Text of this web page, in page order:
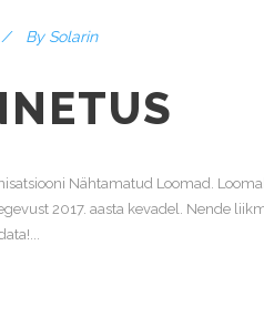
By Solarin
Nähtamatud Loomad.
2017. aasta kevadel. Nende